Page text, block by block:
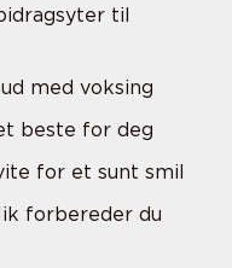
til
med voksing
beste for deg
for et sunt smil
forbereder du